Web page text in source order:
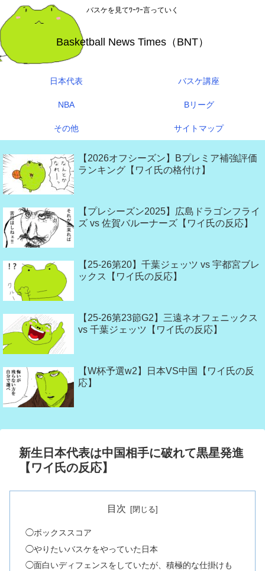
バスケを見てﾜｰﾜｰ言っていく
Basketball News Times（BNT）
日本代表 バスケ講座
NBA Bリーグ
その他 サイトマップ
【2026オフシーズン】Bプレミア補強評価
ランキング【ワイ氏の格付け】
【プレシーズン2025】広島ドラゴンフライ
ズ vs 佐賀バルーナーズ【ワイ氏の反応】
【25-26第20】千葉ジェッツ vs 宇都宮ブレ
ックス【ワイ氏の反応】
【25-26第23節G2】三遠ネオフェニックス
vs 千葉ジェッツ【ワイ氏の反応】
【W杯予選w2】日本VS中国【ワイ氏の反
応】
新生日本代表は中国相手に破れて黒星発進
【ワイ氏の反応】
目次
◯ボックススコア
◯やりたいバスケをやっていた日本
◯面白いディフェンスをしていたが、積極的な仕掛けも